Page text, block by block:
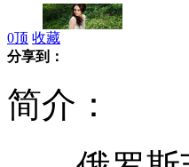
0顶 收藏
分享到：
简介：